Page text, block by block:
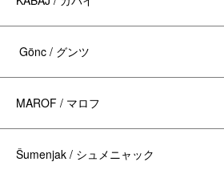
Gönc / グンツ
MAROF / マロフ
Šumenjak / シュメニャック